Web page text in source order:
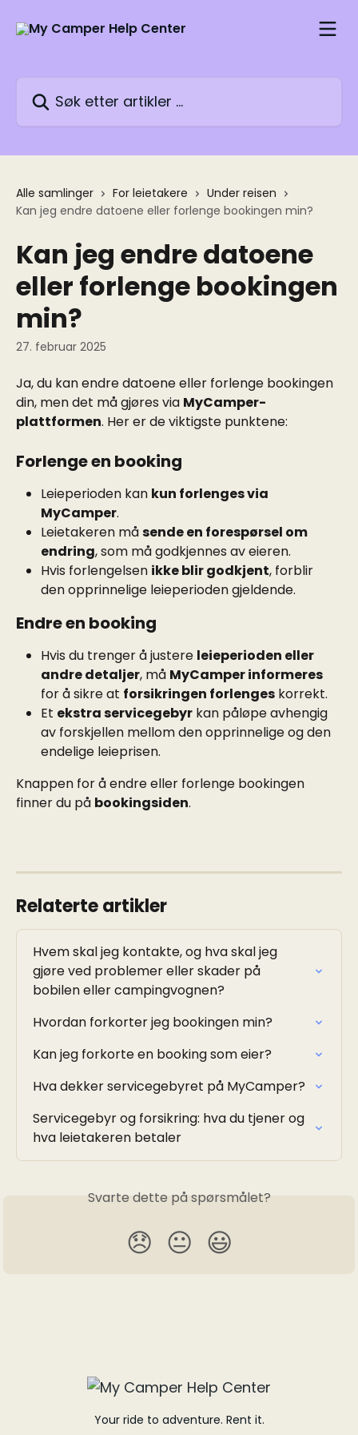
Alle samlinger For leietakere
Under reisen
Kan jeg endre datoene eller forlenge bookingen min?
Kan jeg endre datoene
eller forlenge bookingen
min?
27. februar 2025
Ja, du kan endre datoene eller forlenge bookingen
din, men det må gjøres via MyCamper-
plattformen. Her er de viktigste punktene:
Forlenge en booking
Leieperioden kan kun forlenges via
MyCamper.
Leietakeren må sende en forespørsel om
endring, som må godkjennes av eieren.
Hvis forlengelsen ikke blir godkjent, forblir
den opprinnelige leieperioden gjeldende.
Endre en booking
Hvis du trenger å justere leieperioden eller
andre detaljer, må MyCamper informeres
for å sikre at forsikringen forlenges korrekt.
Et ekstra servicegebyr kan påløpe avhengig
av forskjellen mellom den opprinnelige og den
endelige leieprisen.
Knappen for å endre eller forlenge bookingen
finner du på bookingsiden.
Relaterte artikler
Hvem skal jeg kontakte, og hva skal jeg
gjøre ved problemer eller skader på
bobilen eller campingvognen?
Hvordan forkorter jeg bookingen min?
Kan jeg forkorte en booking som eier?
Hva dekker servicegebyret på MyCamper?
Servicegebyr og forsikring: hva du tjener og
hva leietakeren betaler
Svarte dette på spørsmålet?
😞 😐 😃
Your ride to adventure. Rent it.